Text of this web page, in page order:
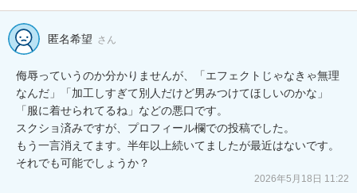
匿名希望 さん
侮辱っていうのか分かりませんが、「エフェクトじゃなきゃ無理
なんだ」「加工しすぎて別人だけど男みつけてほしいのかな」
「服に着せられてるね」などの悪口です。
スクショ済みですが、プロフィール欄での投稿でした。
もう一言消えてます。半年以上続いてましたが最近はないです。
それでも可能でしょうか？
2026年5月18日 11:22